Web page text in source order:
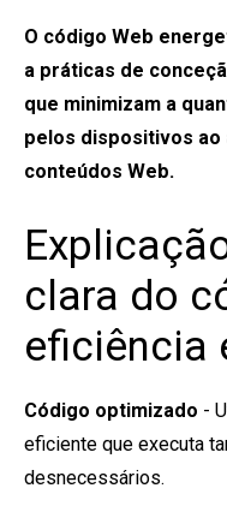
O código Web
a práticas de
que minimizam a
pelos dispositivos
conteúdos Web.
clara do
eficiência
Código optimizado -
eficiente que executa
desnecessários.